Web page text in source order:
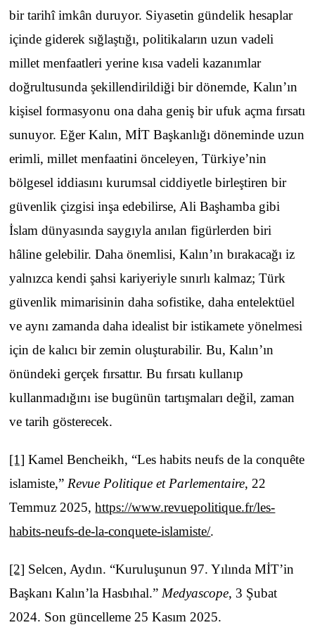
bir tarihî imkân duruyor. Siyasetin gündelik hesaplar
içinde giderek sığlaştığı, politikaların uzun vadeli
millet menfaatleri yerine kısa vadeli kazanımlar
doğrultusunda şekillendirildiği bir dönemde, Kalın’ın
kişisel formasyonu ona daha geniş bir ufuk açma fırsatı
sunuyor. Eğer Kalın, MİT Başkanlığı döneminde uzun
erimli, millet menfaatini önceleyen, Türkiye’nin
bölgesel iddiasını kurumsal ciddiyetle birleştiren bir
güvenlik çizgisi inşa edebilirse, Ali Başhamba gibi
İslam dünyasında saygıyla anılan figürlerden biri
hâline gelebilir. Daha önemlisi, Kalın’ın bırakacağı iz
yalnızca kendi şahsi kariyeriyle sınırlı kalmaz; Türk
güvenlik mimarisinin daha sofistike, daha entelektüel
ve aynı zamanda daha idealist bir istikamete yönelmesi
için de kalıcı bir zemin oluşturabilir. Bu, Kalın’ın
önündeki gerçek fırsattır. Bu fırsatı kullanıp
kullanmadığını ise bugünün tartışmaları değil, zaman
ve tarih gösterecek.
[1] Kamel Bencheikh, “Les habits neufs de la conquête
islamiste,”Revue Politique et Parlementaire, 22
Temmuz 2025,https://www.revuepolitique.fr/les-
habits-neufs-de-la-conquete-islamiste/.
[2] Selcen, Aydın. “Kuruluşunun 97. Yılında MİT’in
Başkanı Kalın’la Hasbıhal.”Medyascope, 3 Şubat
2024. Son güncelleme 25 Kasım 2025.